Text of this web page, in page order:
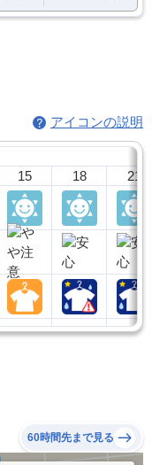
アイコンの説明
15 18 21
60時間先まで見る